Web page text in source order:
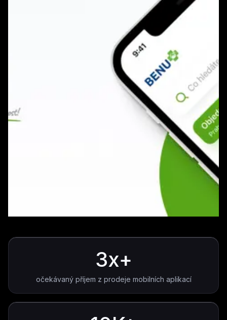
3x+
očekávaný příjem z prodeje mobilních aplikací